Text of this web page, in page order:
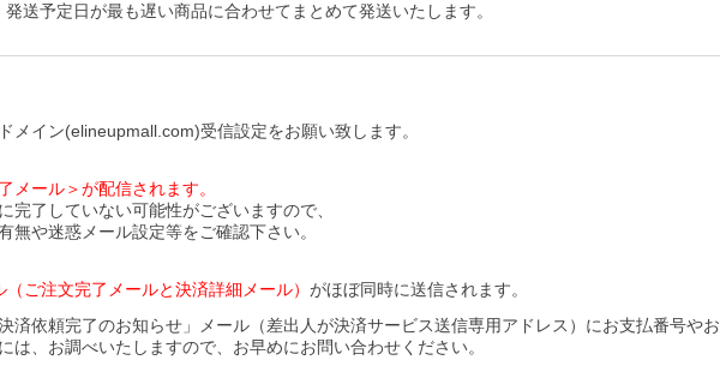
送予定日が最も遅い商品に合わせてまとめて発送いたします。
イン(elineupmall.com)受信設定をお願い致します。
メール＞が配信されます。
完了していない可能性がございますので、
無や迷惑メール設定等をご確認下さい。
ご注文完了メールと決済詳細メール） がほぼ同時に送信されます。
済依頼完了のお知らせ」メール（差出人が決済サービス送信専用アドレス）にお支払番号や
、お調べいたしますので、お早めにお問い合わせください。